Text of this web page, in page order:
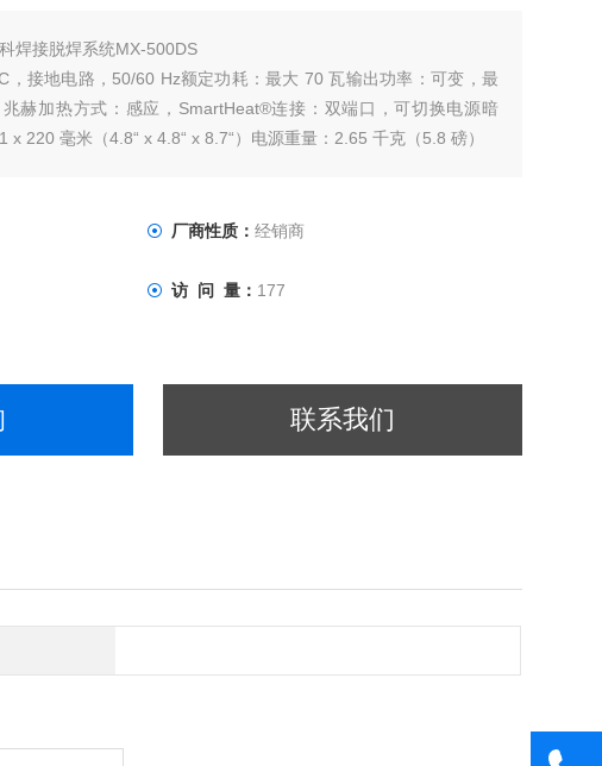
焊接脱焊系统MX-500DS
，接地电路，50/60 Hz额定功耗：最大 70 瓦输出功率：可变，最
赫加热方式：感应，SmartHeat®连接：双端口，可切换电源暗
220 毫米（4.8“ x 4.8“ x 8.7“）电源重量：2.65 千克（5.8 磅）
厂商性质：经销商
访 问 量： 177
联系我们